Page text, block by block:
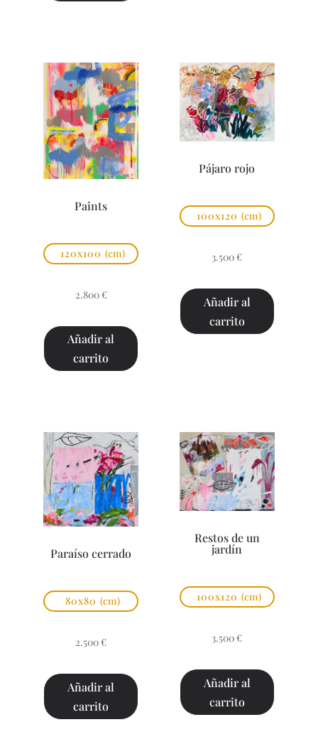
Paints
120x100 (cm)
2.800 €
Añadir al
carrito
Pájaro rojo
100x120 (cm)
3.500 €
Añadir al
carrito
Paraíso cerrado
80x80 (cm)
2.500 €
Añadir al
carrito
Restos de un
jardín
100x120 (cm)
3.500 €
Añadir al
carrito